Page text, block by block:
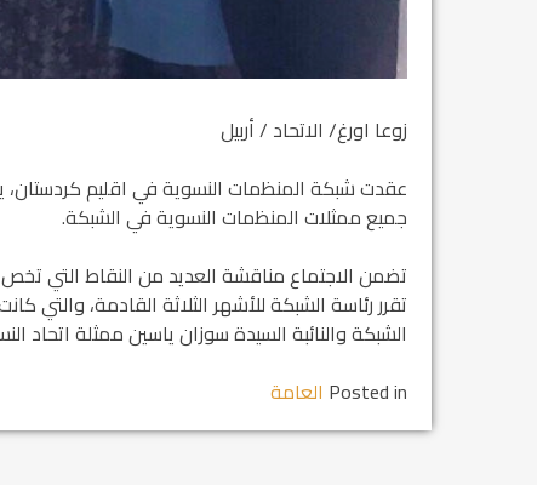
زوعا اورغ/ الاتحاد / أربيل
جميع ممثلات المنظمات النسوية في الشبكة.
تضمن الاجتماع مناقشة العديد من النقاط التي تخص
تقرر رئاسة الشبكة للأشهر الثلاثة القادمة،
الشبكة والنائبة السيدة سوزان ياسين ممثلة اتحاد
Posted in العامة